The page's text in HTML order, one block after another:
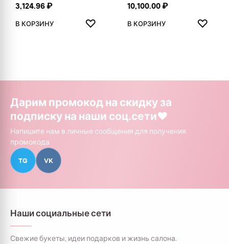
3,124.96₽
В КОРЗИНУ ♡
ДОБАВИТЬ В ИЗБРАННОЕ
10,100.00₽
В КОРЗИНУ ♡
Дарим промокод на скидку за
подписку на наши соц.сети❤️
Напишите нам в личные сообщения для получения
промокода
TG VK
Наши социальные сети
Свежие букеты, идеи подарков и жизнь салона.